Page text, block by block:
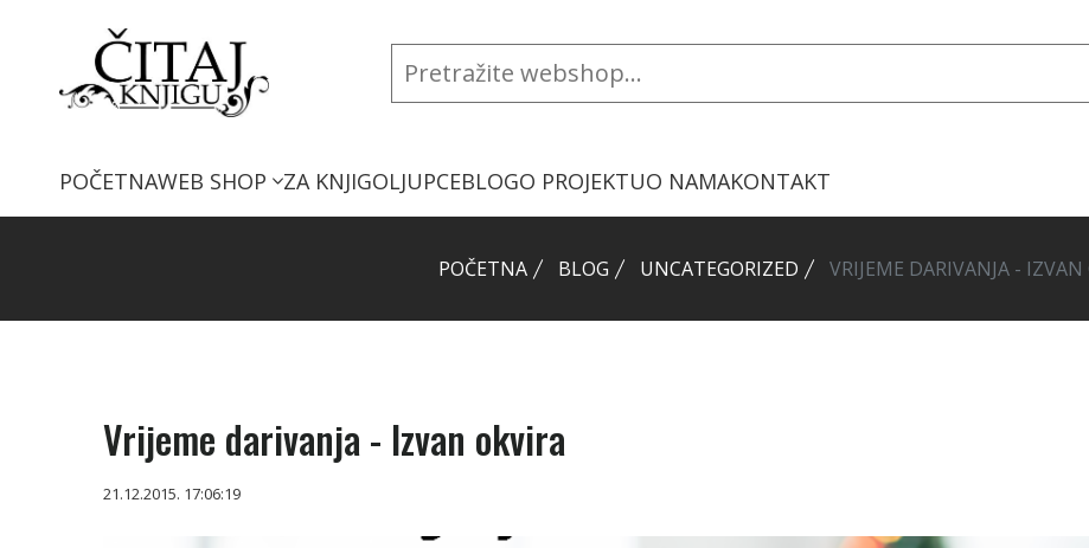
POČETNAWEB SHOP ZA KNJIGOLJUPCEBLOGO PROJEKTUO NAMAKONTAKT
POČETNA BLOG UNCATEGORIZED VRIJEME DARIVANJA - IZVAN
Vrijeme darivanja - Izvan okvira
21.12.2015. 17:06:19